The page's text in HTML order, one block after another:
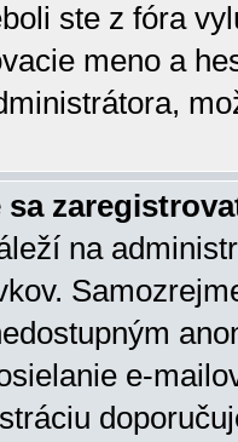
ste z fóra
meno a
sa
na
e-